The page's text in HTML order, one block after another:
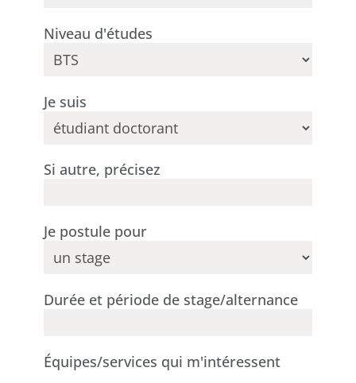
Niveau d'études
Je suis
Si autre, précisez
Je postule pour
Durée et période de stage/alternance
Équipes/services qui m'intéressent